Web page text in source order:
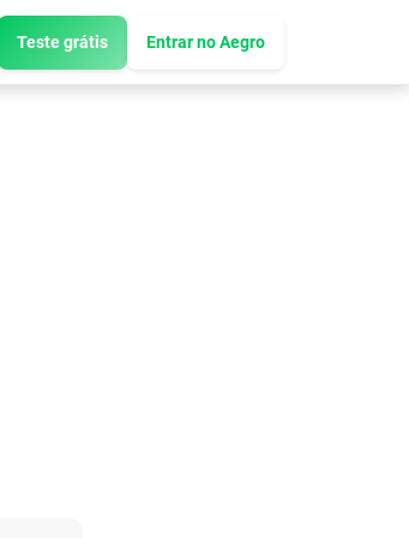
Teste grátis Entrar no Aegro